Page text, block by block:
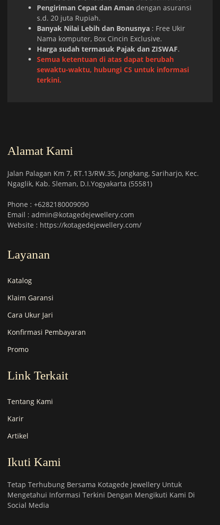
Pengiriman Cepat dan Aman dengan asuransi
s.d. 20 juta Rupiah.
Banyak Nilai Lebih dan Bonusnya : Free Ukir
Nama komputer, Box Cincin Exclusive.
Harga sudah termasuk Pajak dan ZISWAF.
Semua ketentuan di atas dapat berubah
sewaktu-waktu, hubungi CS untuk informasi
terkini.
Alamat Kami
Jalan Palagan Km 7, RT.13/RW.35, Jongkang, Sariharjo, Kec.
Ngaglik, Kab. Sleman, D.I.Yogyakarta (55581)
Phone : +6282180009090
Email : admin@kotagedejewellery.com
Website : https://kotagedejewellery.com/
Layanan
Katalog
Klaim Garansi
Cara Ukur Jari
Konfirmasi Pembayaran
Promo
Link Terkait
Tentang Kami
Karir
Artikel
Ikuti Kami
Tetap Terhubung Bersama Kotagede Jewellery Untuk
Mengetahui Informasi Terkini Dengan Mengikuti Kami Di
Social Media